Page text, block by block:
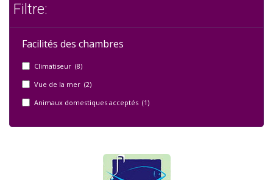
Filtre:
Facilités des chambres
Climatiseur (8)
Vue de la mer (2)
Animaux domestiques acceptés (1)